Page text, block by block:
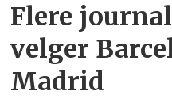
Flere
velger
Madrid